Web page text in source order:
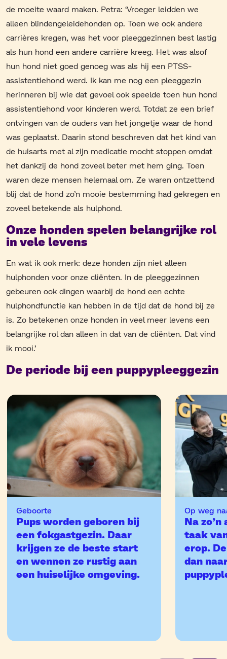
de moeite waard maken. Petra: ‘Vroeger leidden we
alleen blindengeleidehonden op. Toen we ook andere
carrières kregen, was het voor pleeggezinnen best lastig
als hun hond een andere carrière kreeg. Het was alsof
hun hond niet goed genoeg was als hij een PTSS-
assistentiehond werd. Ik kan me nog een pleeggezin
herinneren bij wie dat gevoel ook speelde toen hun hond
assistentiehond voor kinderen werd. Totdat ze een brief
ontvingen van de ouders van het jongetje waar de hond
was geplaatst. Daarin stond beschreven dat het kind van
de huisarts met al zijn medicatie mocht stoppen omdat
het dankzij de hond zoveel beter met hem ging. Toen
waren deze mensen helemaal om. Ze waren ontzettend
blij dat de hond zo’n mooie bestemming had gekregen en
zoveel betekende als hulphond.
Onze honden spelen belangrijke rol
in vele levens
En wat ik ook merk: deze honden zijn niet alleen
hulphonden voor onze cliënten. In de pleeggezinnen
gebeuren ook dingen waarbij de hond een echte
hulphondfunctie kan hebben in de tijd dat de hond bij ze
is. Zo betekenen onze honden in veel meer levens een
belangrijke rol dan alleen in dat van de cliënten. Dat vind
ik mooi.’
De periode bij een puppypleeggezin
Geboorte
Pups worden geboren bij
een fokgastgezin. Daar
krijgen ze de beste start
en wennen ze rustig aan
een huiselijke omgeving.
Op weg
Na
taak
erop.
dan